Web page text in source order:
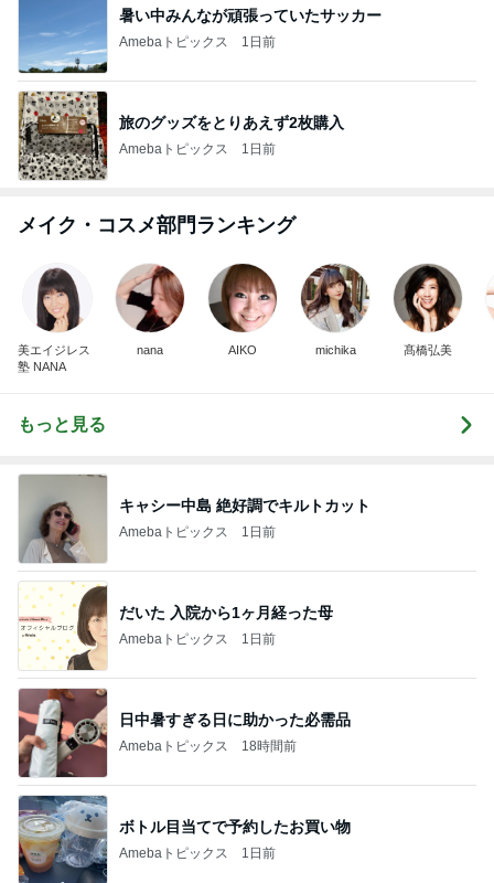
暑い中みんなが頑張っていたサッカー
Amebaトピックス 1日前
旅のグッズをとりあえず2枚購入
Amebaトピックス 1日前
メイク・コスメ部門ランキング
美エイジレス
塾 NANA
nana AIKO michika 髙橋弘美
もっと見る
キャシー中島 絶好調でキルトカット
Amebaトピックス 1日前
だいた 入院から1ヶ月経った母
Amebaトピックス 1日前
日中暑すぎる日に助かった必需品
Amebaトピックス 18時間前
ボトル目当てで予約したお買い物
Amebaトピックス 1日前